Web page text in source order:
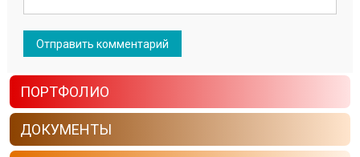
ПОРТФОЛИО
ДОКУМЕНТЫ